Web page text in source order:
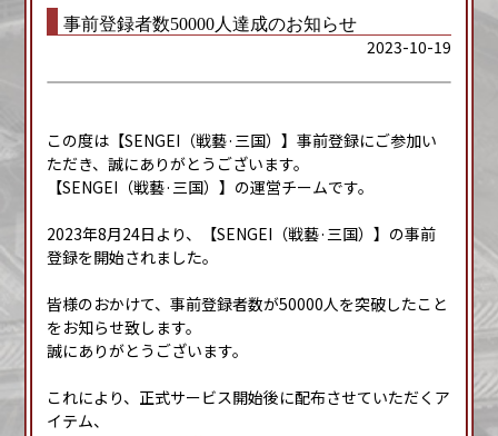
事前登録者数50000人達成のお知らせ
2023-10-19
この度は【SENGEI（戦藝·三国）】事前登録にご参加い
ただき、誠にありがとうございます。
【SENGEI（戦藝·三国）】の運営チームです。
2023年8月24日より、【SENGEI（戦藝·三国）】の事前
登録を開始されました。
皆様のおかけて、事前登録者数が50000人を突破したこと
をお知らせ致します。
誠にありがとうございます。
これにより、正式サービス開始後に配布させていただくア
イテム、